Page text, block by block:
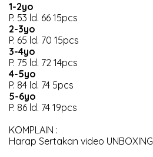
1-2yo
P. 53 ld. 66 15pcs
2-3yo
P. 65 ld. 70 15pcs
3-4yo
P. 75 ld. 72 14pcs
4-5yo
P. 84 ld. 74 5pcs
5-6yo
P. 86 ld. 74 19pcs
KOMPLAIN :
Harap Sertakan video UNBOXING